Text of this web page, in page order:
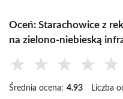
Oceń: Starachowice z
na zielono-niebieską
★ ★ ★ ★ ★
Średnia ocena: 4.93 Liczba